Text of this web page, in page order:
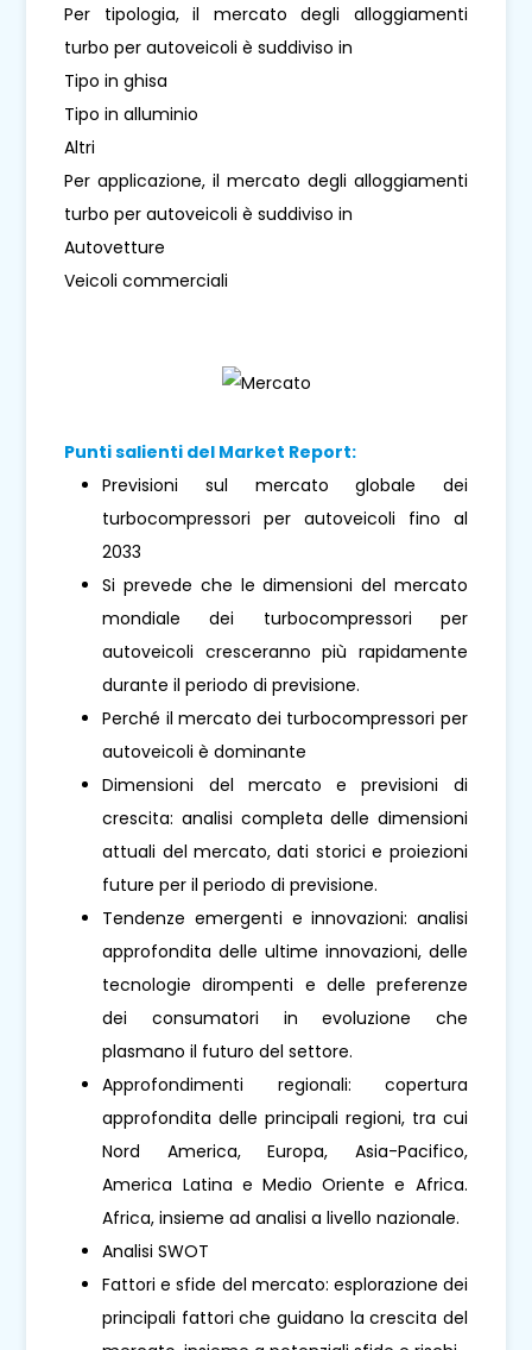
Per tipologia, il mercato degli alloggiamenti
turbo per autoveicoli è suddiviso in
Tipo in ghisa
Tipo in alluminio
Altri
Per applicazione, il mercato degli alloggiamenti
turbo per autoveicoli è suddiviso in
Autovetture
Veicoli commerciali
Punti salienti del Market Report:
Previsioni sul mercato globale dei
turbocompressori per autoveicoli fino al
2033
Si prevede che le dimensioni del mercato
mondiale dei turbocompressori per
autoveicoli cresceranno più rapidamente
durante il periodo di previsione.
Perché il mercato dei turbocompressori per
autoveicoli è dominante
Dimensioni del mercato e previsioni di
crescita: analisi completa delle dimensioni
attuali del mercato, dati storici e proiezioni
future per il periodo di previsione.
Tendenze emergenti e innovazioni: analisi
approfondita delle ultime innovazioni, delle
tecnologie dirompenti e delle preferenze
dei consumatori in evoluzione che
plasmano il futuro del settore.
Approfondimenti regionali: copertura
approfondita delle principali regioni, tra cui
Nord America, Europa, Asia-Pacifico,
America Latina e Medio Oriente e Africa.
Africa, insieme ad analisi a livello nazionale.
Analisi SWOT
Fattori e sfide del mercato: esplorazione dei
principali fattori che guidano la crescita del